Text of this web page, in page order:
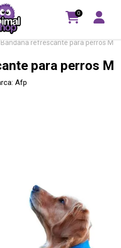
0
Bandana refrescante para perros M
para perros M
Afp